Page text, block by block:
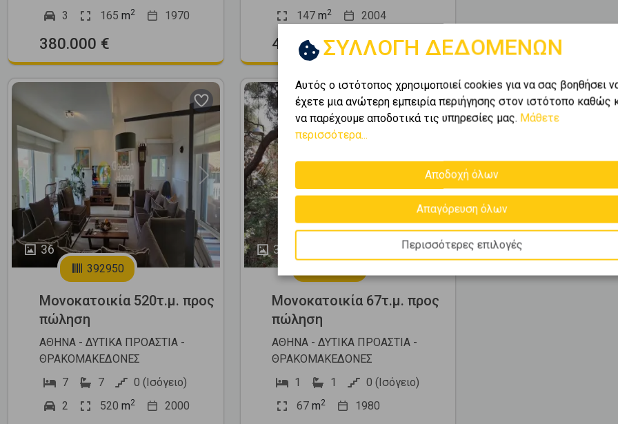
3
165 m2 1970
380.000 €
147m2 2004
490.000 €
36
Previous Next
392950
Μονοκατοικία 520τ.μ. προς
πώληση
ΑΘΗΝΑ - ΔΥΤΙΚΑ ΠΡΟΑΣΤΙΑ -
ΘΡΑΚΟΜΑΚΕΔΟΝΕΣ
7
7
0 (Ισόγειο)
2
520 m2 2000
35
Previous Next
Μονοκατοικία 67τ.μ. προς
πώληση
ΑΘΗΝΑ - ΔΥΤΙΚΑ ΠΡΟΑΣΤΙΑ -
ΘΡΑΚΟΜΑΚΕΔΟΝΕΣ
1
1
0 (Ισόγειο)
67m2 1980
ΣΥΛΛΟΓΗ ΔΕΔΟΜΕΝΩΝ
Αυτός ο ιστότοπος χρησιμοποιεί cookies για να σας βοηθήσει
έχετε μια ανώτερη εμπειρία περιήγησης στον ιστότοπο καθώς
να παρέχουμε αποδοτικά τις υπηρεσίες μας. Μάθετε
περισσότερα...
Αποδοχή όλων
Απαγόρευση όλων
Περισσότερες επιλογές